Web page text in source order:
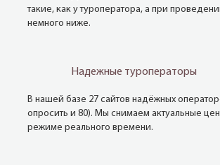
такие, как у туроператора, а при
немного ниже.
Надежные туроператоры
В нашей базе 27 сайтов надёжных
опросить и 80). Мы снимаем актуальные
режиме реального времени.